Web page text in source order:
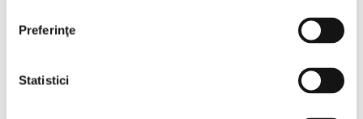
Preferinţe
Statistici Vândută